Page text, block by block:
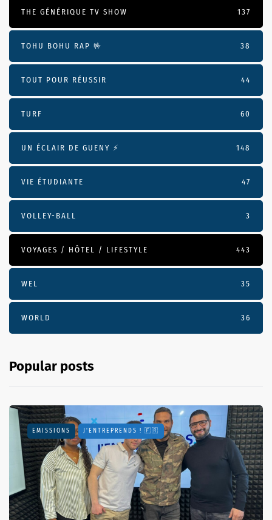
THE GÉNÉRIQUE TV SHOW 137
TOHU BOHU RAP 🤟 38
TOUT POUR RÉUSSIR 44
TURF 60
UN ÉCLAIR DE GUENY ⚡️ 148
VIE ÉTUDIANTE 47
VOLLEY-BALL 3
VOYAGES / HÔTEL / LIFESTYLE 443
WEL 35
WORLD 36
Popular posts
EMISSIONS J'ENTREPRENDS ! 🇫🇷